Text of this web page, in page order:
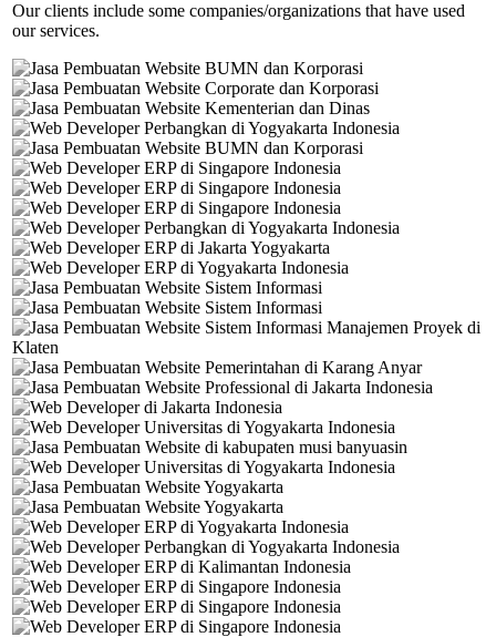
Our clients include some companies/organizations that have used
our services.